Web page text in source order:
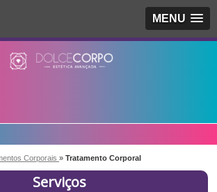
MENU
Corporais » Tratamento Corporal
Serviços